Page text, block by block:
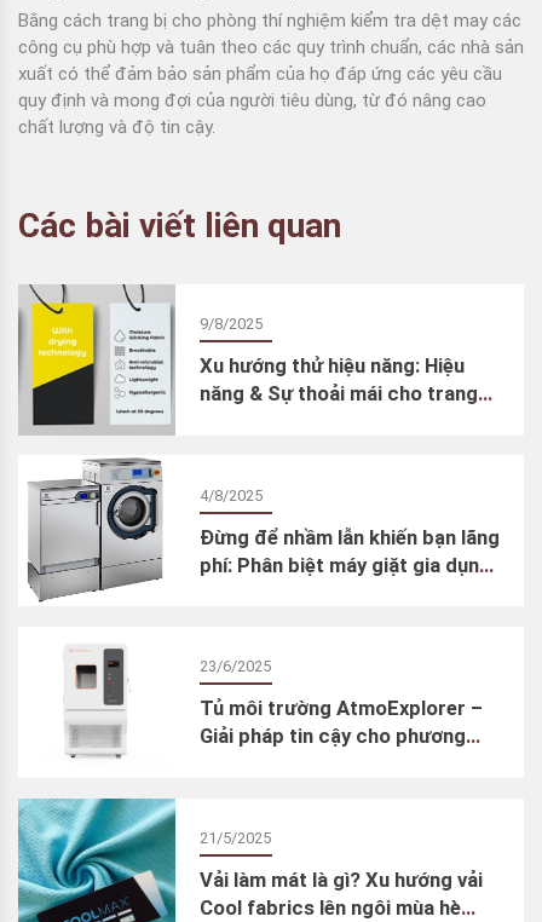
Bằng cách trang bị cho phòng thí nghiệm kiểm tra dệt may các
công cụ phù hợp và tuân theo các quy trình chuẩn, các nhà sản
xuất có thể đảm bảo sản phẩm của họ đáp ứng các yêu cầu
quy định và mong đợi của người tiêu dùng, từ đó nâng cao
chất lượng và độ tin cậy.
Các bài viết liên quan
9/8/2025
Xu hướng thử hiệu năng: Hiệu
năng & Sự thoải mái cho trang
4/8/2025
Đừng để nhầm lẫn khiến bạn lãng
phí: Phân biệt máy giặt gia dụng
23/6/2025
Tủ môi trường AtmoExplorer –
Giải pháp tin cậy cho phương
21/5/2025
Vải làm mát là gì? Xu hướng vải
Cool fabrics lên ngôi mùa hè